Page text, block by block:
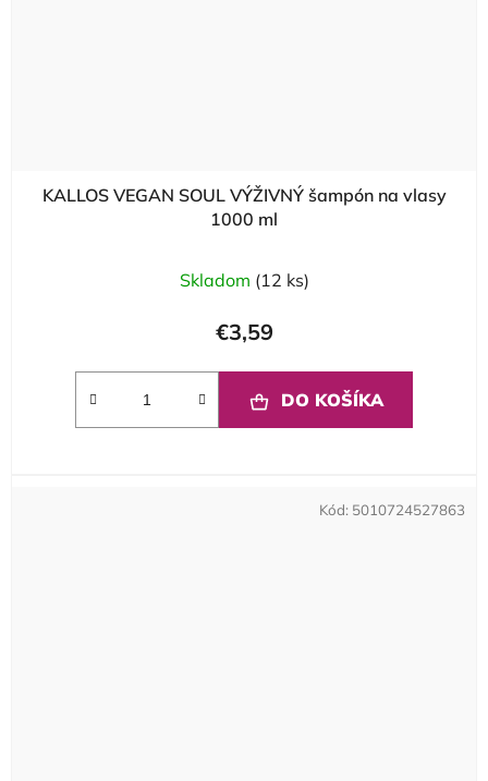
KALLOS VEGAN SOUL VÝŽIVNÝ šampón na vlasy
1000 ml
Skladom (12 ks)
€3,59
DO KOŠÍKA
Kód: 5010724527863